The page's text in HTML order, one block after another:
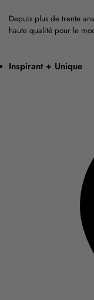
Depuis plus de trente
haute qualité pour le
Inspirant + Unique